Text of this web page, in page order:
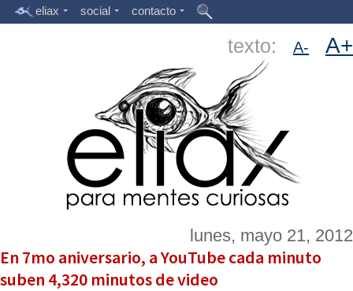
eliax social contacto
texto: A- A+
lunes, mayo 21, 2012
En 7mo aniversario, a YouTube cada minuto
suben 4,320 minutos de video